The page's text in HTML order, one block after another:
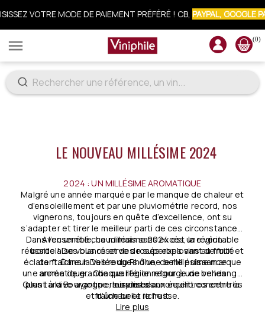
VOUS À LA NEWSLETTER : 10% OFFERTS SUR VOTRE
 (0)
LE NOUVEAU MILLÉSIME 2024
2024 : UN MILLÉSIME AROMATIQUE
Malgré une année marquée par le manque de chaleur et
d’ensoleillement et par une pluviométrie record, nos
vignerons, toujours en quête d’excellence, ont su
s’adapter et tirer le meilleur parti de ces circonstances.
Dans l’ensemble, ce millésime 2024 est une véritable
réussite ! Des blancs et des rosés explosant de fruit et
de fraîcheur. Des rouges d’une belle puissance
aromatique… Chaque région regorge de belles
surprises.
Avec un été chaud mais sans excès, la région
bordelaise vous réserve de superbes vins au fruité
éclatant. Dans la Vallée du Rhône, ce millésime marque
une année de grande qualité, le retour à une vendange
plus tardive ayant permis de beaux équilibres entre la
fraîcheur et le fruit.
Quant à la Bourgogne, les vins s’annoncent concentrés
et d’une belle richesse.
Lire plus